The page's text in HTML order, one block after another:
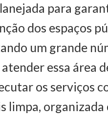
para
dos espaços
um grande
essa área
os serviços
limpa, organizada